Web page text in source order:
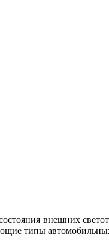
внешних
типы